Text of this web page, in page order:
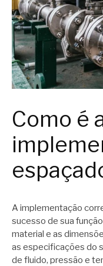
Como é
A implementação
sucesso de sua
material e as
as especificações do
de fluido, pressão e